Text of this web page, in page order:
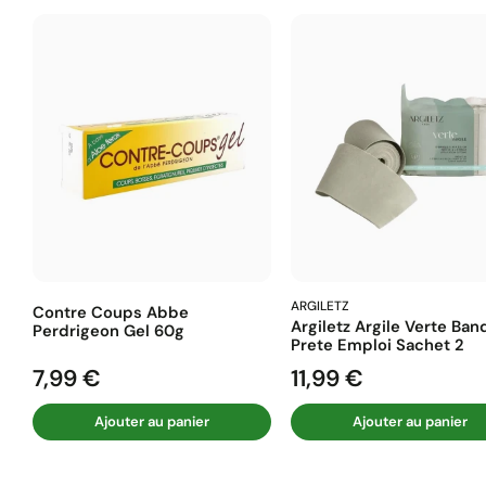
Contre Coups Abbe
Perdrigeon Gel 60g
Prix
7,99 €
Ajouter au panier
ARGILETZ
Argiletz Argile Verte
Prete Emploi Sachet 2
Prix
11,99 €
Ajouter au panier